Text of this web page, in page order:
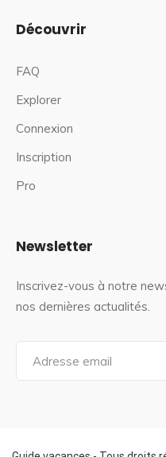
Découvrir
FAQ
Explorer
Connexion
Inscription
Pro
Newsletter
Inscrivez-vous à notre
nos dernières actualités.
a
f